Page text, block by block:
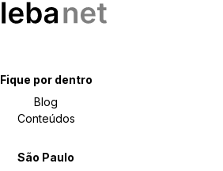
Fique por dentro
Blog
Conteúdos
São Paulo